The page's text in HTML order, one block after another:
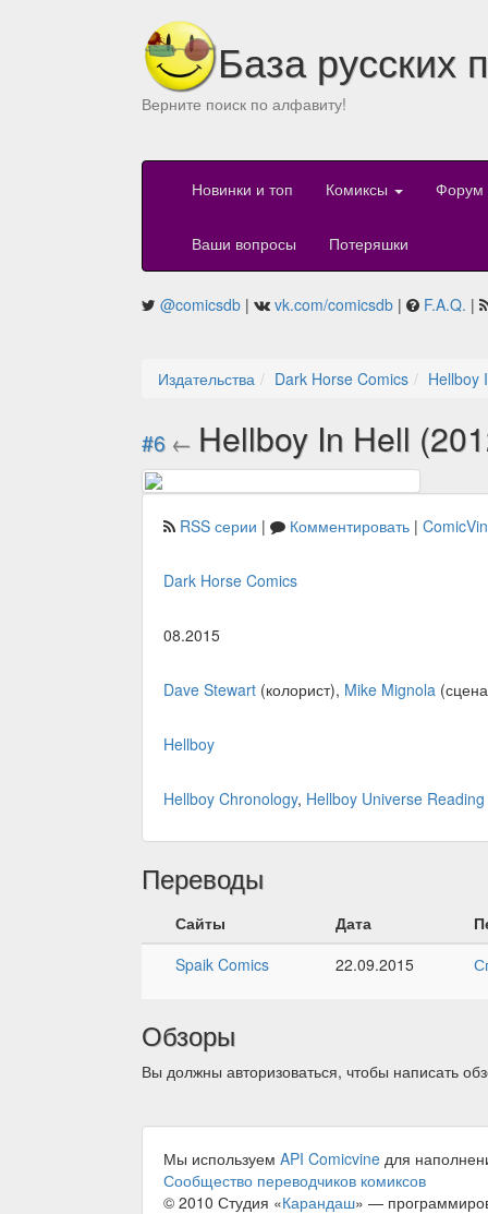
База русских
Верните поиск по алфавиту!
Новинки и топ Комиксы Форум
Ваши вопросы Потеряшки
@comicsdb | vk.com/comicsdb | F.A.Q. |
Издательства Dark Horse Comics Hellboy
#6 ← Hellboy In Hell
RSS серии | Комментировать |
Dark Horse Comics
08.2015
Dave Stewart (колорист), Mike Mignola
Hellboy
Hellboy Chronology, Hellboy Universe
Переводы
Сайты Дата
Spaik Comics
22.09.2015
Обзоры
Вы должны авторизоваться, чтобы написать
Мы используем API Comicvine для
Сообщество переводчиков комиксов
© 2010 Студия «Карандаш» —